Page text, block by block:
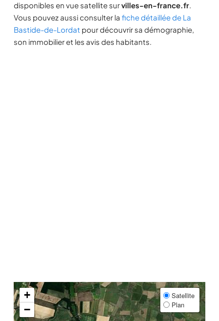
disponibles en vue satellite survilles-en-france.fr.
Vous pouvez aussi consulter la fiche détaillée de La
Bastide-de-Lordat pour découvrir sa démographie,
son immobilier et les avis des habitants.
+
−
Satellite
Plan